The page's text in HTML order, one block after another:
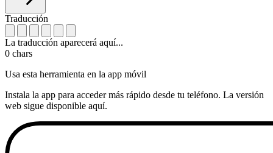
Traducción
La traducción aparecerá aquí...
0 chars
Usa esta herramienta en la app móvil
Instala la app para acceder más rápido desde tu teléfono. La versión
web sigue disponible aquí.